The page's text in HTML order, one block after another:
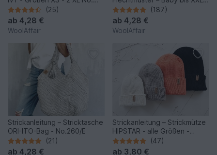
250
(25)
ab 4,28 €
WoolAffair
No.153/E
(187)
ab 4,28 €
WoolAffair
Strickanleitung – Stricktasche
ORI-ITO-Bag - No.260/E
(21)
ab 4,28 €
Strickanleitung – Strickmütze
HIPSTAR - alle Größen -
unisex - No.255
(47)
ab 3,80 €